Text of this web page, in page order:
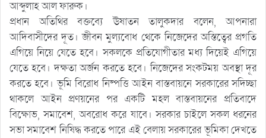
আব্দুলাহ আল ফারুক।
প্রধান অতিথির বক্তব্যে ঊষাতন তালুকদার বলেন, আপনারা
আদিবাসীদের দূত। জীবন মুল্যবোধ থেকে নিজেদের অস্তিত্বের প্রগতি
এগিয়ে নিয়ে যেতে হবে। সকলকে প্রতিযোগীতার মধ্য দিয়েই এগিয়ে
যেতে হবে। দক্ষতা অর্জন করতে হবে। নিজেদের সংকটময় অবস্থা দূর
করতে হবে। ভূমি বিরোধ নিষ্পত্তি আইন বাস্তবায়নে সরকারের সদিচ্ছা
থাকলে আইন প্রণয়নের পর একটি মহল বাস্তবায়নের প্রতিবাদে
বিক্ষোভ, সমাবেশ, অবরোধ করে যাবে। সরকার চাইলে সকল ধরনের
সভা সমাবেশ নিষিদ্ধ করতে পারে এই বেলায় সরকারের ভূমিকা দেখতে